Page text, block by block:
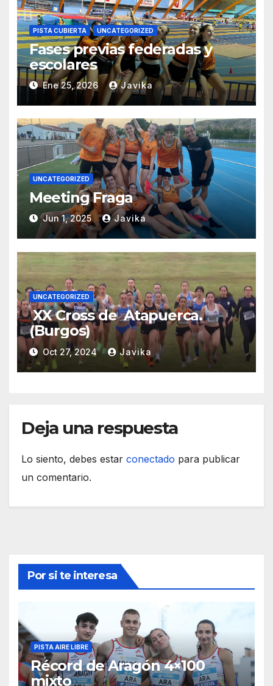
PISTA CUBIERTA UNCATEGORIZED
Fases previas federadas y
escolares
Ene 25, 2026 Javika
UNCATEGORIZED
Meeting Fraga
Jun 1, 2025 Javika
UNCATEGORIZED
XX Cross de Atapuerca.
(Burgos)
Oct 27, 2024 Javika
Deja una respuesta
Lo siento, debes estar conectado para publicar
un comentario.
Por si te interesa
PISTA AIRE LIBRE
Récord de Aragón 4×100
mixto